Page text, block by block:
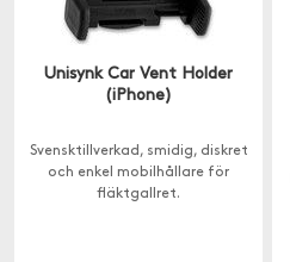
Unisynk Car Vent Holder
(iPhone)
Svensktillverkad, smidig, diskret
och enkel mobilhållare för
fläktgallret.